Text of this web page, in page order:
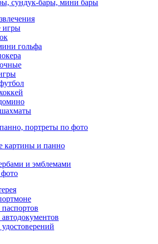
сундук-бары, мини бары
игры
гольфа
портреты по фото
картины и панно
и эмблемами